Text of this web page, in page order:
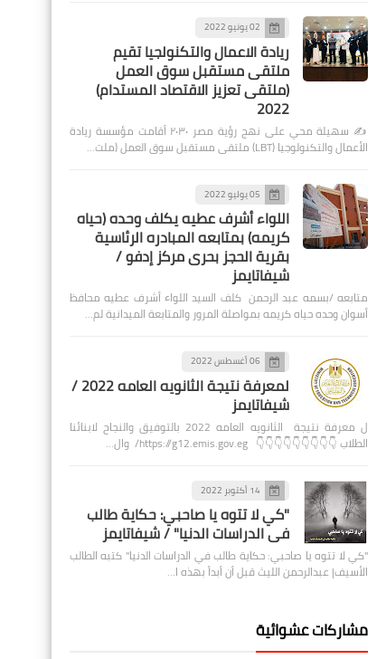
02 يونيو 2022
ريادة الاعمال والتكنولجيا تقيم
ملتقى مستقبل سوق العمل
(ملتقى تعزيز الاقتصاد المستدام)
2022
✍️ سهيلة محي على نهج رؤية مصر ٢٠٣٠ أقامت مؤسسة ريادة
الأعمال والتكنولوجيا (LBT) ملتقى مستقبل سوق العمل (ملت…
05 يوليو 2022
اللواء أشرف عطيه يكلف وحده (حياه
كريمه) بمتابعه المبادره الرئاسية
بقرية الحجز بحرى مركز إدفو /
شيفاتايمز
متابعه /بسمه عبد الرحمن كلف السيد اللواء أشرف عطيه محافظ
أسوان وحده حياه كريمه بمواصلة المرور والمتابعة الميدانية لم…
06 أغسطس 2022
لمعرفة نتيجة الثانويه العامه 2022 /
شيفاتايمز
ل معرفة نتيجة الثانويه العامه 2022 بالتوفيق والنجاح لابنائنا
الطلاب 👇👇👇👇👇👇👇👇👇 https://g12.emis.gov.eg/ وال…
14 أكتوبر 2022
"كي لا تتوه يا صاحبي: حكاية طالب
في الدراسات الدنيا" / شيفاتايمز
"كي لا تتوه يا صاحبي: حكاية طالب في الدراسات الدنيا" كتبه الطالب
الأسيف| عبدالرحمن الليث قبل أن أبدأ بهذه ا…
مشاركات عشوائية